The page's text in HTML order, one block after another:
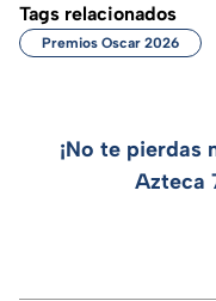
Tags relacionados
Premios Oscar 2026
¡No te pierdas
Azteca